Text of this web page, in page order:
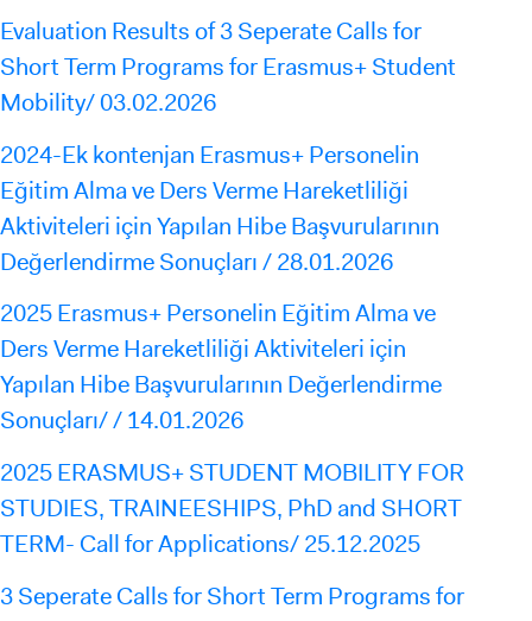
Evaluation Results of 3 Seperate Calls for
Short Term Programs for Erasmus+ Student
Mobility/ 03.02.2026
2024-Ek kontenjan Erasmus+ Personelin
Eğitim Alma ve Ders Verme Hareketliliği
Aktiviteleri için Yapılan Hibe Başvurularının
Değerlendirme Sonuçları / 28.01.2026
2025 Erasmus+ Personelin Eğitim Alma ve
Ders Verme Hareketliliği Aktiviteleri için
Yapılan Hibe Başvurularının Değerlendirme
Sonuçları/ / 14.01.2026
2025 ERASMUS+ STUDENT MOBILITY FOR
STUDIES, TRAINEESHIPS, PhD and SHORT
TERM- Call for Applications/ 25.12.2025
3 Seperate Calls for Short Term Programs for